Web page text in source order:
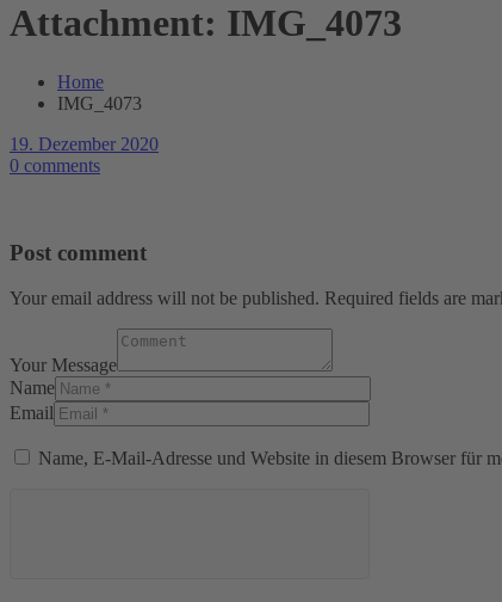
Attachment: IMG_4073
Home
IMG_4073
19. Dezember 2020
0 comments
Post comment
Your email address will not be published. Required fields are
Your Message
Name
Email
Name, E-Mail-Adresse und Website in diesem Browser für